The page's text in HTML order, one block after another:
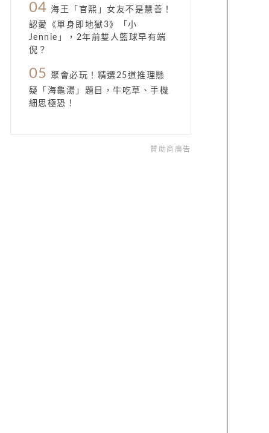
04 海王「官熙」女友不是慧善！
認愛《單身即地獄3》「小
Jennie」，2年前雙人籃球早有端
倪？
05 聚會必玩！精選25道推理懸
疑「海龜湯」題目，牛吃草、手機
細思極恐！
贊助商廣告